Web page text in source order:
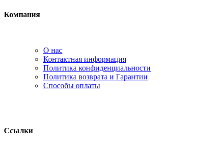
Компания
О нас
Контактная информация
Политика конфиденциальности
Политика возврата и Гарантии
Способы оплаты
Ссылки